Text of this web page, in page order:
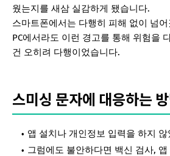
웠는지를 새삼 실감하게 됐습니다.
스마트폰에서는 다행히 피해 없이 넘
PC에서라도 이런 경고를 통해 위험을
건 오히려 다행이었습니다.
스미싱 문자에 대응하는
앱 설치나 개인정보 입력을 하지
그럼에도 불안하다면 백신 검사,